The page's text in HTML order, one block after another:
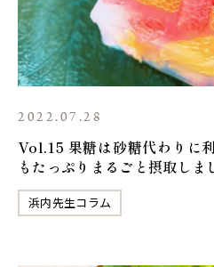
2022.07.28
Vol.15 果糖は砂糖代わりに
もたっぷりまるごと摂取しま
浜内先生コラム